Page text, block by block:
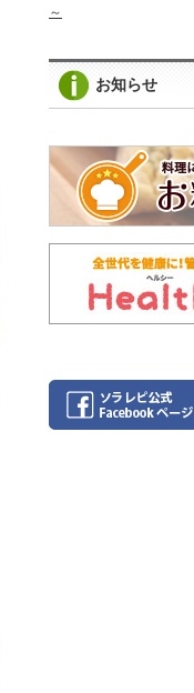
～
お知らせ